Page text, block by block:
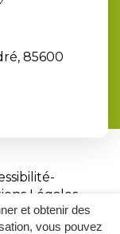
et obtenir des
vous pouvez
85600
Légales